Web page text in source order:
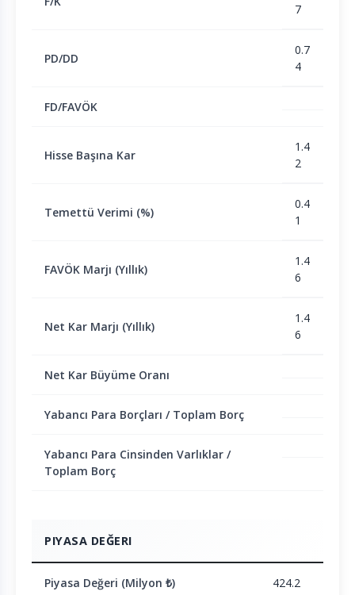
7
PD/DD
0.7
4
FD/FAVÖK
Hisse Başına Kar
1.4
2
Temettü Verimi (%)
0.4
1
FAVÖK Marjı (Yıllık)
1.4
6
Net Kar Marjı (Yıllık)
1.4
6
Net Kar Büyüme Oranı
Yabancı Para Borçları / Toplam Borç
Yabancı Para Cinsinden Varlıklar /
Toplam Borç
PIYASA DEĞERI
Piyasa Değeri (Milyon ₺) 424.2